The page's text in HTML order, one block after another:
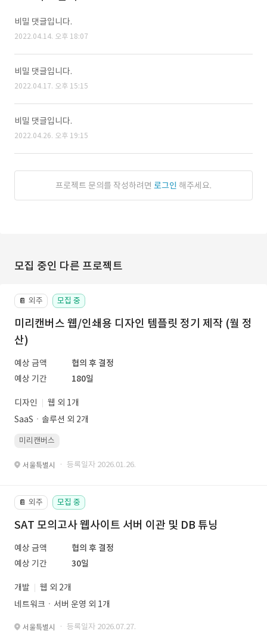
비밀 댓글입니다.
2022.04.14. 오후 18:07
비밀 댓글입니다.
2022.04.17. 오후 15:15
비밀 댓글입니다.
2022.04.26. 오후 19:15
프로젝트 문의를 작성하려면 로그인 해주세요.
모집 중인 다른 프로젝트
📔 외주 모집 중
미리캔버스 웹/인쇄용 디자인 템플릿 정기 제작 (월 정
산)
예상 금액
협의 후 결정
예상 기간
180일
디자인
웹 외 1개
SaaSㆍ솔루션 외 2개
미리캔버스
서울특별시 · 등록일자 2026.01.26.
📔 외주 모집 중
SAT 모의고사 웹사이트 서버 이관 및 DB 튜닝
예상 금액
협의 후 결정
예상 기간
30일
개발
웹 외 2개
네트워크ㆍ서버 운영 외 1개
서울특별시 · 등록일자 2026.07.27.